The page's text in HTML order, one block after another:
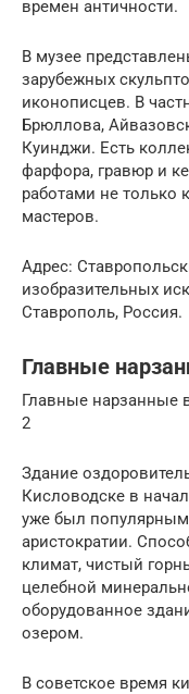
времен античности.
В музее
зарубежных
иконописцев. В
Брюллова,
Куинджи. Есть
фарфора, гравюр и
работами не только
мастеров.
Адрес:
изобразительных
Ставрополь, Россия.
Главные
Главные нарзанные
2
Здание
Кисловодске в
уже был
аристократии.
климат, чистый
целебной
оборудованное
озером.
В советское время